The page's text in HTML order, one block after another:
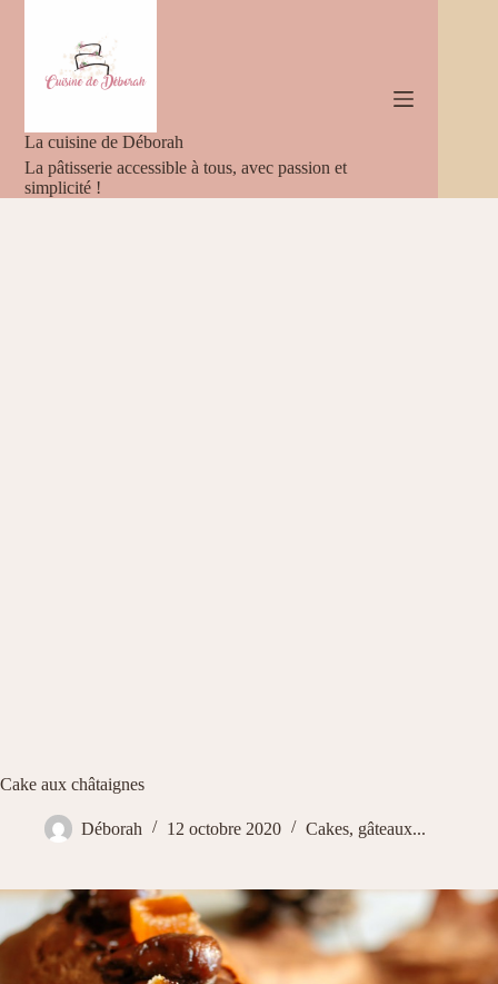
La cuisine de Déborah
La pâtisserie accessible à tous, avec passion et
simplicité !
Cake aux châtaignes
Déborah 12 octobre 2020 Cakes, gâteaux...